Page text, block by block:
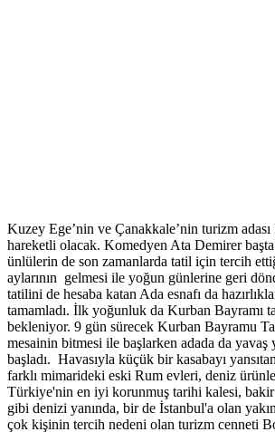
Kuzey Ege’nin ve Çanakkale’nin turizm
hareketli olacak. Komedyen Ata Demirer
ünlülerin de son zamanlarda tatil için tercih
aylarının gelmesi ile yoğun günlerine geri
tatilini de hesaba katan Ada esnafı da
tamamladı. İlk yoğunluk da Kurban Bayramı
bekleniyor. 9 gün sürecek Kurban Bayramu
mesainin bitmesi ile başlarken adada da yavaş
başladı. Havasıyla küçük bir kasabayı
farklı mimarideki eski Rum evleri, deniz
Türkiye'nin en iyi korunmuş tarihi kalesi,
gibi denizi yanında, bir de İstanbul'a olan
çok kişinin tercih nedeni olan turizm cenneti